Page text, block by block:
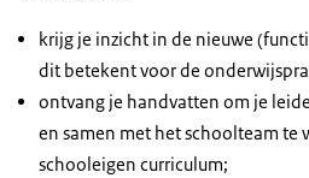
krijg je inzicht in de nieuwe
dit betekent voor de
ontvang je handvatten om je
en samen met het schoolteam te
schooleigen curriculum;